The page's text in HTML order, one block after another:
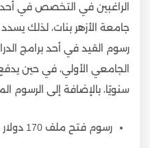
الراغبين في التخصص في
رسوم القيد في أحد برامج
سنويًا، بالإضافة إلى الرسوم
رسوم فتح ملف 170 دولار أمريكي